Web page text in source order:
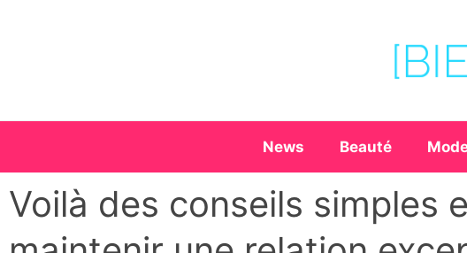
News Beauté
Voilà des conseils simples